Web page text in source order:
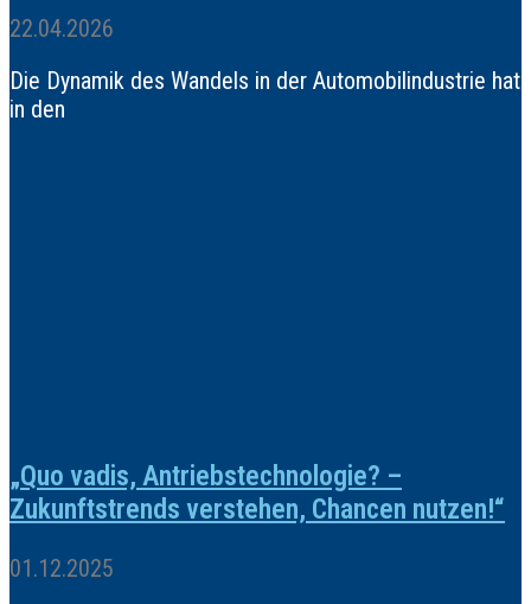
22.04.2026
Die Dynamik des Wandels in der Automobilindustrie hat
in den
„Quo vadis, Antriebstechnologie? –
Zukunftstrends verstehen, Chancen nutzen!“
01.12.2025